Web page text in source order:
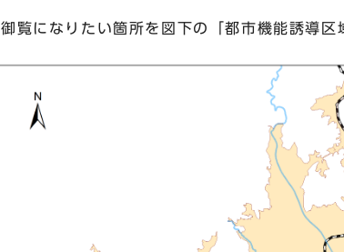
御覧になりたい箇所を図下の「都市機能誘導